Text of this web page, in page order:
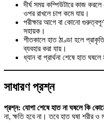
দীর্ঘ সময় কম্পিউটারে কাজ
ওপর রাখলে চাপ কমে যায়।
পরীক্ষার আগে বা কোনো
সহায়ক।
শীতকালে হাত ঠাণ্ডা হলে
ব্যবহার করা যায়।
ধ্যান বা প্রার্থনা শেষে হাত
সাধারণ প্রশ্ন
প্রশ্ন: যোগা শেষে হাত না ঘষলে কি
না, ক্ষতি হবে না। তবে হাত ঘষা শরীর